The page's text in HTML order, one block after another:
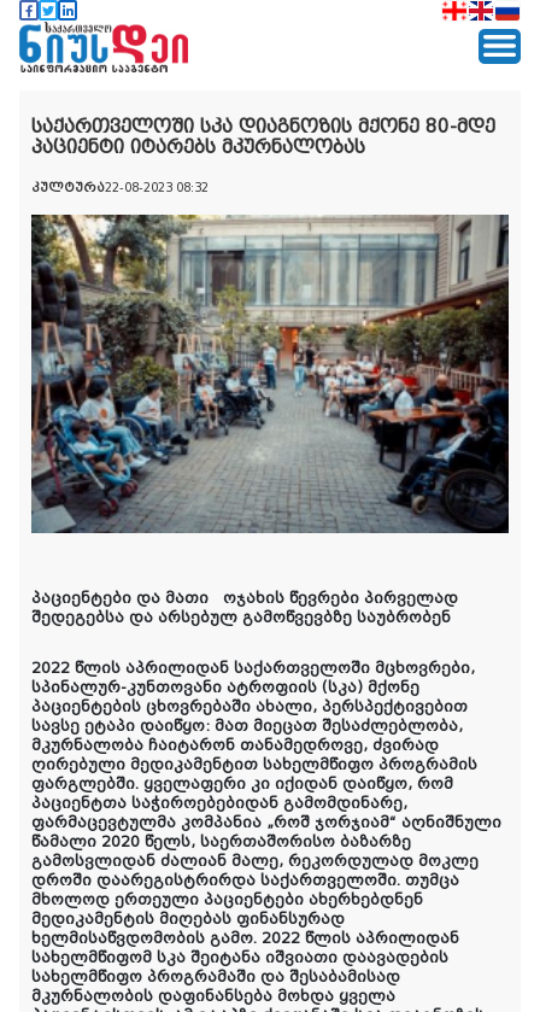
საქართველოში სკა დიაგნოზის მქონე 80-მდე
პაციენტი იტარებს მკურნალობას
კულტურა22-08-2023 08:32
პაციენტები და მათი ოჯახის წევრები პირველად
შედეგებსა და არსებულ გამოწვევბზე საუბრობენ
2022 წლის აპრილიდან საქართველოში მცხოვრები,
სპინალურ-კუნთოვანი ატროფიის (სკა) მქონე
პაციენტების ცხოვრებაში ახალი, პერსპექტივებით
სავსე ეტაპი დაიწყო: მათ მიეცათ შესაძლებლობა,
მკურნალობა ჩაიტარონ თანამედროვე, ძვირად
ღირებული მედიკამენტით სახელმწიფო პროგრამის
ფარგლებში. ყველაფერი კი იქიდან დაიწყო, რომ
პაციენტთა საჭიროებებიდან გამომდინარე,
ფარმაცევტულმა კომპანია „როშ ჯორჯიამ“ აღნიშნული
წამალი 2020 წელს, საერთაშორისო ბაზარზე
გამოსვლიდან ძალიან მალე, რეკორდულად მოკლე
დროში დაარეგისტრირდა საქართველოში. თუმცა
მხოლოდ ერთეული პაციენტები ახერხებდნენ
მედიკამენტის მიღებას ფინანსურად
ხელმისაწვდომობის გამო. 2022 წლის აპრილიდან
სახელმწიფომ სკა შეიტანა იშვიათი დაავადების
სახელმწიფო პროგრამაში და შესაბამისად
მკურნალობის დაფინანსება მოხდა ყველა